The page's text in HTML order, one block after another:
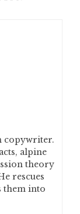
copywriter.
alpine
theory
rescues
them into